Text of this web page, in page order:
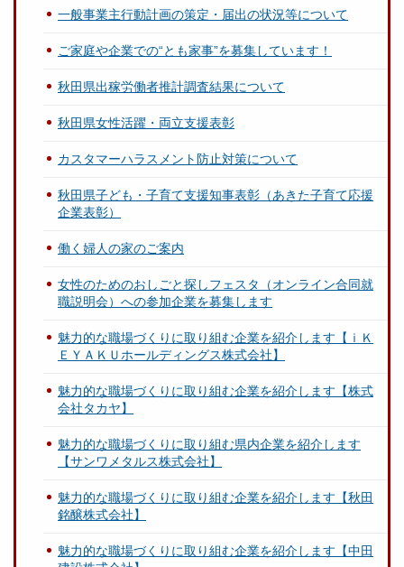
一般事業主行動計画の策定・届出の状況等について
ご家庭や企業での“とも家事”を募集しています！
秋田県出稼労働者推計調査結果について
秋田県女性活躍・両立支援表彰
カスタマーハラスメント防止対策について
秋田県子ども・子育て支援知事表彰（あきた子育て応援
企業表彰）
働く婦人の家のご案内
女性のためのおしごと探しフェスタ（オンライン合同就
職説明会）への参加企業を募集します
魅力的な職場づくりに取り組む企業を紹介します【ｉＫ
ＥＹＡＫＵホールディングス株式会社】
魅力的な職場づくりに取り組む企業を紹介します【株式
会社タカヤ】
魅力的な職場づくりに取り組む県内企業を紹介します
【サンワメタルス株式会社】
魅力的な職場づくりに取り組む企業を紹介します【秋田
銘醸株式会社】
魅力的な職場づくりに取り組む企業を紹介します【中田